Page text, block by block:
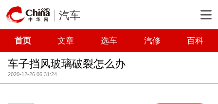
汽车
首页 文章 选车 汽修 百科
车子挡风玻璃破裂怎么办
2020-12-26 06:31:24